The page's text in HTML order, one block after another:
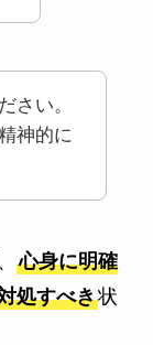
さい。
神的に
心身に明確
処すべき状